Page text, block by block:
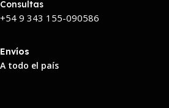
Consultas
+54 9 343 155-090586
Envíos
A todo el país